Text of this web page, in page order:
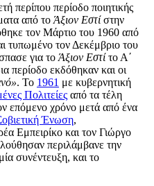
περίπου περίοδο ποιητικής
από το Άξιον Εστίστην
τον Μάρτιο του 1960 από
τυπωμένο τον Δεκέμβριο του
για το Άξιον Εστίτο Α΄
περίοδο εκδόθηκαν και οι
. Το 1961 με κυβερνητική
Πολιτείες από τα τέλη
επόμενο χρόνο μετά από ένα
Ένωση,
Εμπειρίκο και τον Γιώργο
περιλάμβανε την
συνέντευξη, και το